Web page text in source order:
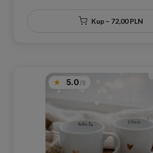
Kup – 72,00 PLN
5.0